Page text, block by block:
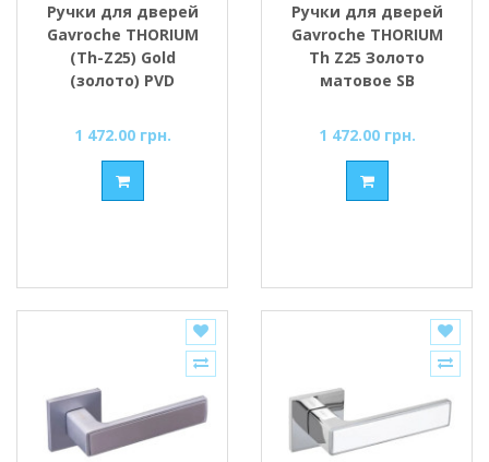
Ручки для дверей
Gavroche THORIUM
(Th-Z25) Gold
(золото) PVD
1 472.00 грн.
Ручки для дверей
Gavroche THORIUM
Th Z25 Золото
матовое SB
1 472.00 грн.